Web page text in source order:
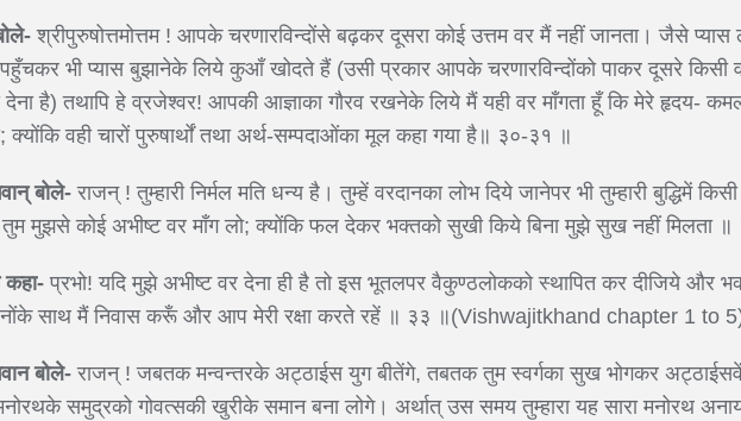
श्रीपुरुषोत्तमोत्तम ! आपके चरणारविन्दोंसे बढ़कर दूसरा कोई उत्तम वर मैं नहीं जानता। जैसे प्यास
भी प्यास बुझानेके लिये कुआँ खोदते हैं (उसी प्रकार आपके चरणारविन्दोंको पाकर दूसरे किसी
देना है) तथापि हे व्रजेश्वर! आपकी आज्ञाका गौरव रखनेके लिये मैं यही वर माँगता हूँ कि मेरे हृदय-
क्योंकि वही चारों पुरुषार्थों तथा अर्थ-सम्पदाओंका मूल कहा गया है॥ ३०-३१ ॥
बोले-राजन् ! तुम्हारी निर्मल मति धन्य है। तुम्हें वरदानका लोभ दिये जानेपर भी तुम्हारी बुद्धिमें
तुम मुझसे कोई अभीष्ट वर माँग लो; क्योंकि फल देकर भक्तको सुखी किये बिना मुझे सुख नहीं मिलता
कहा-प्रभो! यदि मुझे अभीष्ट वर देना ही है तो इस भूतलपर वैकुण्ठलोकको स्थापित कर दीजिये और
साथ मैं निवास करूँ और आप मेरी रक्षा करते रहें ॥ ३३ ॥(Vishwajitkhand chapter 1 to
बोले-राजन् ! जबतक मन्वन्तरके अट्ठाईस युग बीतेंगे, तबतक तुम स्वर्गका सुख भोगकर अट्ठाईसवें
समुद्रको गोवत्सकी खुरीके समान बना लोगे। अर्थात् उस समय तुम्हारा यह सारा मनोरथ